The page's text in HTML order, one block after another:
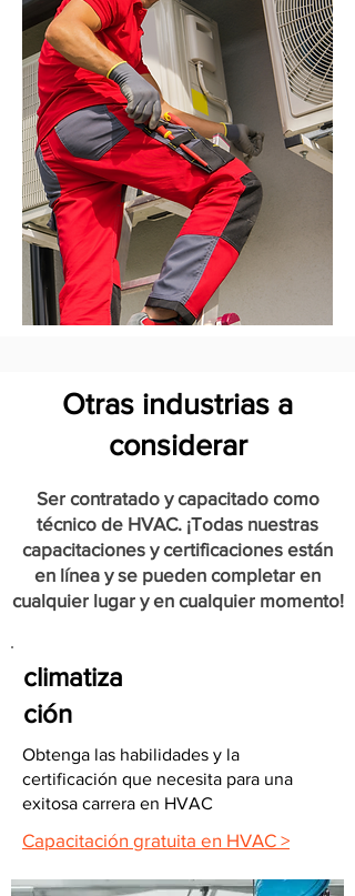
Otras industrias a
considerar
Ser contratado y capacitado como
técnico de HVAC. ¡Todas nuestras
capacitaciones y certificaciones están
en línea y se pueden completar en
cualquier lugar y en cualquier momento!
climatiza
ción
Obtenga las habilidades y la
certificación que necesita para una
exitosa carrera en HVAC
Capacitación gratuita en HVAC >